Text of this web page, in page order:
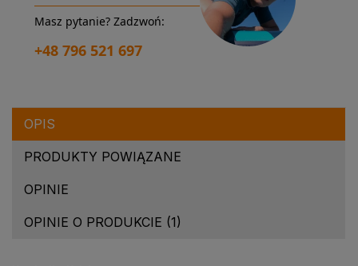
Masz pytanie? Zadzwoń:
+48 796 521 697
OPIS
PRODUKTY POWIĄZANE
OPINIE
OPINIE O PRODUKCIE (1)